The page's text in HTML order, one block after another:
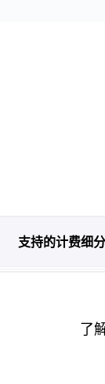
支持的计费细分
了